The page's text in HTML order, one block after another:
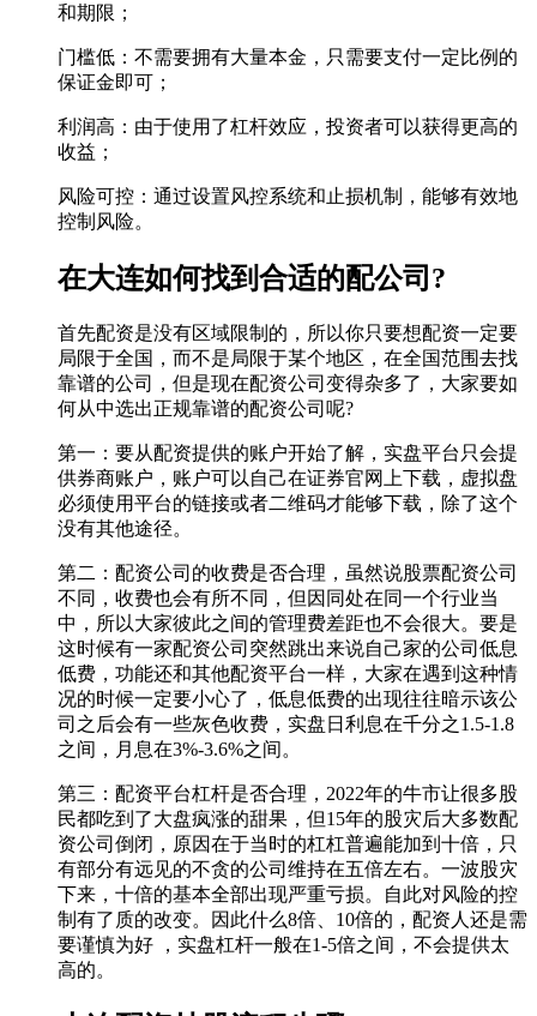
和期限；
门槛低：不需要拥有大量本金，只需要支付一定比例的
保证金即可；
利润高：由于使用了杠杆效应，投资者可以获得更高的
收益；
风险可控：通过设置风控系统和止损机制，能够有效地
控制风险。
在大连如何找到合适的配公司?
首先配资是没有区域限制的，所以你只要想配资一定要
局限于全国，而不是局限于某个地区，在全国范围去找
靠谱的公司，但是现在配资公司变得杂多了，大家要如
何从中选出正规靠谱的配资公司呢?
第一：要从配资提供的账户开始了解，实盘平台只会提
供券商账户，账户可以自己在证券官网上下载，虚拟盘
必须使用平台的链接或者二维码才能够下载，除了这个
没有其他途径。
第二：配资公司的收费是否合理，虽然说股票配资公司
不同，收费也会有所不同，但因同处在同一个行业当
中，所以大家彼此之间的管理费差距也不会很大。要是
这时候有一家配资公司突然跳出来说自己家的公司低息
低费，功能还和其他配资平台一样，大家在遇到这种情
况的时候一定要小心了，低息低费的出现往往暗示该公
司之后会有一些灰色收费，实盘日利息在千分之1.5-1.8
之间，月息在3%-3.6%之间。
第三：配资平台杠杆是否合理，2022年的牛市让很多股
民都吃到了大盘疯涨的甜果，但15年的股灾后大多数配
资公司倒闭，原因在于当时的杠杠普遍能加到十倍，只
有部分有远见的不贪的公司维持在五倍左右。一波股灾
下来，十倍的基本全部出现严重亏损。自此对风险的控
制有了质的改变。因此什么8倍、10倍的，配资人还是需
要谨慎为好 ，实盘杠杆一般在1-5倍之间，不会提供太
高的。